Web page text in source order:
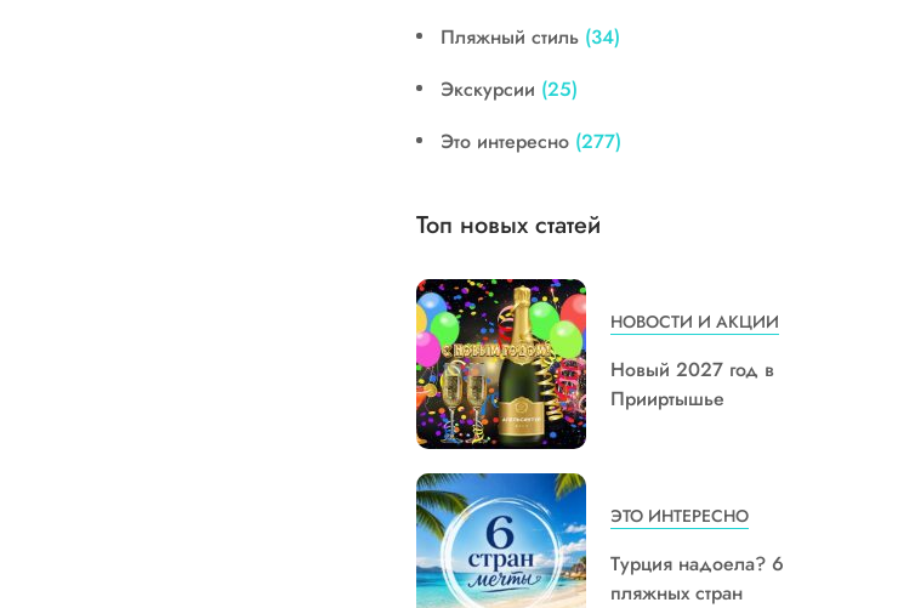
Пляжный стиль (34)
Экскурсии (25)
Это интересно (277)
Топ новых статей
НОВОСТИ И АКЦИИ
Новый 2027 год в
Прииртышье
ЭТО ИНТЕРЕСНО
Турция надоела? 6
пляжных стран